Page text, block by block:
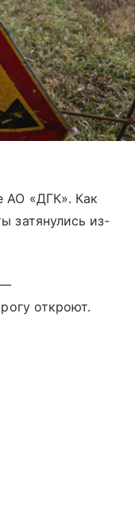
АО «ДГК». Как
затянулись из-
—
откроют.